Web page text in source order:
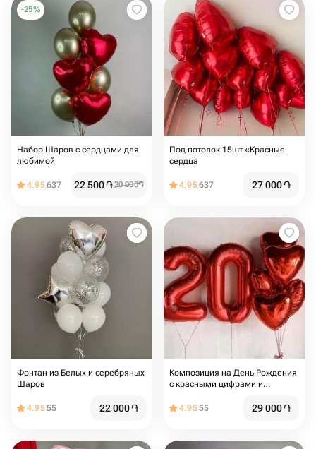
-25%
Набор Шаров с сердцами для
любимой
4.95637 22 500֏30 000֏
Под потолок 15шт «Красные
сердца
4.95637 27 000֏
Фонтан из Белых и серебряных
Шаров
4.9555 22 000֏
Композиция на День Рождения
с красными цифрами и
4.9555 29 000֏